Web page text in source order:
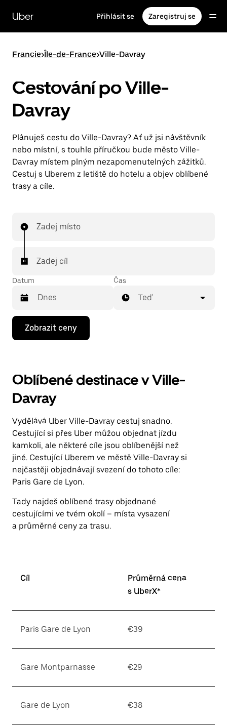
hlavní
obsah
Uber Přihlásit se Zaregistruj se
Francie>Île-de-France>Ville-Davray
Cestování po Ville-
Davray
Plánuješ cestu do Ville-Davray? Ať už jsi návštěvník
nebo místní, s touhle příručkou bude město Ville-
Davray místem plným nezapomenutelných zážitků.
Cestuj s Uberem z letiště do hotelu a objev oblíbené
trasy a cíle.
Zadej místo
Zadej cíl
Datum
Stisknutím
klávesy
se
kalendář
a můžeš
vybrat
datum.
klávesy
Esc
zavřeš
kalendář.
Čas
Teď
Zobrazit ceny
Oblíbené destinace v Ville-
Davray
Vydělává Uber Ville-Davray cestuj snadno.
Cestující si přes Uber můžou objednat jízdu
kamkoli, ale některé cíle jsou oblíbenější než
jiné. Cestující Uberem ve městě Ville-Davray si
nejčastěji objednávají svezení do tohoto cíle:
Paris Gare de Lyon.
Tady najdeš oblíbené trasy objednané
cestujícími ve tvém okolí – místa vysazení
a průměrné ceny za trasu.
Cíl
Průměrná cena
s UberX*
Paris Gare de Lyon €39
Gare Montparnasse €29
Gare de Lyon €38